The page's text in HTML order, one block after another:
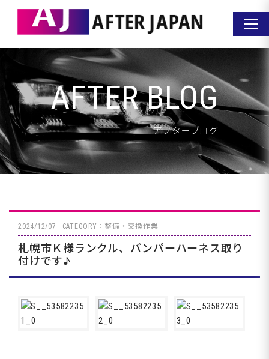
AFTER BLOG
アフターブログ
2024/12/07 CATEGORY：整備・交換作業
札幌市Ｋ様ランクル、バンパーハーネス取り
付けです♪